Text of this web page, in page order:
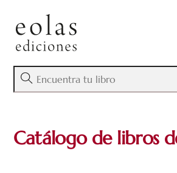
content
Catálogo de libros